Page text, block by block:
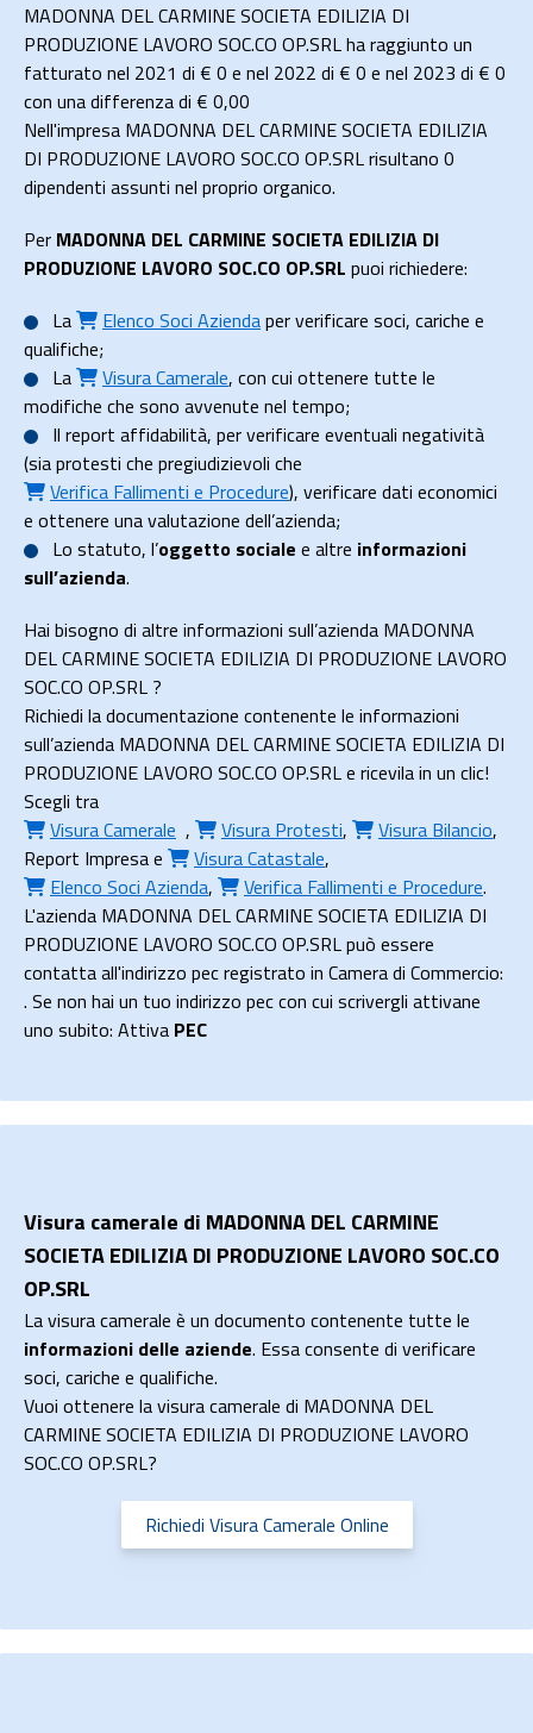
MADONNA DEL CARMINE SOCIETA EDILIZIA DI
PRODUZIONE LAVORO SOC.CO OP.SRL ha raggiunto un
fatturato nel 2021 di € 0 e nel 2022 di € 0 e nel 2023 di € 0
con una differenza di € 0,00
Nell'impresa MADONNA DEL CARMINE SOCIETA EDILIZIA
DI PRODUZIONE LAVORO SOC.CO OP.SRL risultano 0
dipendenti assunti nel proprio organico.
Per MADONNA DEL CARMINE SOCIETA EDILIZIA DI
PRODUZIONE LAVORO SOC.CO OP.SRL puoi richiedere:
La
Elenco Soci Aziendaper verificare soci, cariche e
qualifiche;
La
Visura Camerale, con cui ottenere tutte le
modifiche che sono avvenute nel tempo;
Il report affidabilità, per verificare eventuali negatività
(sia protesti che pregiudizievoli che
Verifica Fallimenti e Procedure), verificare dati economici
e ottenere una valutazione dell’azienda;
Lo statuto, l’oggetto sociale e altre informazioni
sull’azienda.
Hai bisogno di altre informazioni sull’azienda MADONNA
DEL CARMINE SOCIETA EDILIZIA DI PRODUZIONE LAVORO
SOC.CO OP.SRL ?
Richiedi la documentazione contenente le informazioni
sull’azienda MADONNA DEL CARMINE SOCIETA EDILIZIA DI
PRODUZIONE LAVORO SOC.CO OP.SRL e ricevila in un clic!
Scegli tra
Visura Camerale , Visura Protesti, Visura Bilancio,
Report Impresae Visura Catastale,
Elenco Soci Azienda, Verifica Fallimenti e Procedure.
L'azienda MADONNA DEL CARMINE SOCIETA EDILIZIA DI
PRODUZIONE LAVORO SOC.CO OP.SRL può essere
contatta all'indirizzo pec registrato in Camera di Commercio:
. Se non hai un tuo indirizzo pec con cui scrivergli attivane
uno subito: Attiva PEC
Visura camerale di MADONNA DEL CARMINE
SOCIETA EDILIZIA DI PRODUZIONE LAVORO SOC.CO
OP.SRL
La visura camerale è un documento contenente tutte le
informazioni delle aziende. Essa consente di verificare
soci, cariche e qualifiche.
Vuoi ottenere la visura camerale di MADONNA DEL
CARMINE SOCIETA EDILIZIA DI PRODUZIONE LAVORO
SOC.CO OP.SRL?
Richiedi Visura Camerale Online